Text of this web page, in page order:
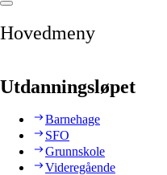
Hovedmeny
Utdanningsløpet
Barnehage
SFO
Grunnskole
Videregående